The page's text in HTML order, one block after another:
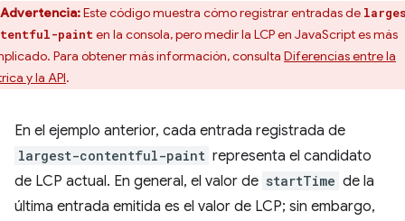
Advertencia:Este código muestra cómo registrar entradas de
paint en la consola, pero medir la LCP en JavaScript es más
Para obtener más información, consulta Diferencias entre la
y la API.
En el ejemplo anterior, cada entrada registrada de
largest-contentful-paint representa el candidato
de LCP actual. En general, el valor de startTime de la
última entrada emitida es el valor de LCP; sin embargo,